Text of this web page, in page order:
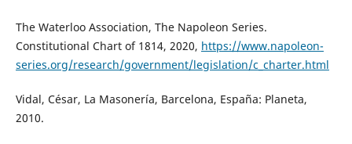
The Waterloo Association, The Napoleon Series.
Constitutional Chart of 1814, 2020, https://www.napoleon-
series.org/research/government/legislation/c_charter.html
Vidal, César, La Masonería, Barcelona, España: Planeta,
2010.